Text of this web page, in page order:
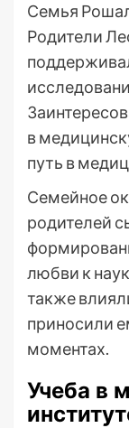
Семья
Родители
в
путь в
Семейное
родителей
любви к
также
приносили
моментах.
Учеба в